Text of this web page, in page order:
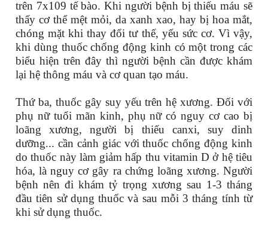
trên 7x109 tế bào. Khi người bệnh bị thiếu máu sẽ
thấy cơ thể mệt mỏi, da xanh xao, hay bị hoa mắt,
chóng mặt khi thay đổi tư thế, yếu sức cơ. Vì vậy,
khi dùng thuốc chống động kinh có một trong các
biểu hiện trên đây thì người bệnh cần được khám
lại hệ thông máu và cơ quan tạo máu.
Thứ ba, thuốc gây suy yếu trên hệ xương. Đối với
phụ nữ tuổi mãn kinh, phụ nữ có nguy cơ cao bị
loãng xương, người bị thiếu canxi, suy dinh
dưỡng... cần cảnh giác với thuốc chống động kinh
do thuốc này làm giảm hấp thu vitamin D ở hệ tiêu
hóa, là nguy cơ gây ra chứng loãng xương. Người
bệnh nên đi khám tỷ trọng xương sau 1-3 tháng
đầu tiên sử dụng thuốc và sau mỗi 3 tháng tính từ
khi sử dụng thuốc.